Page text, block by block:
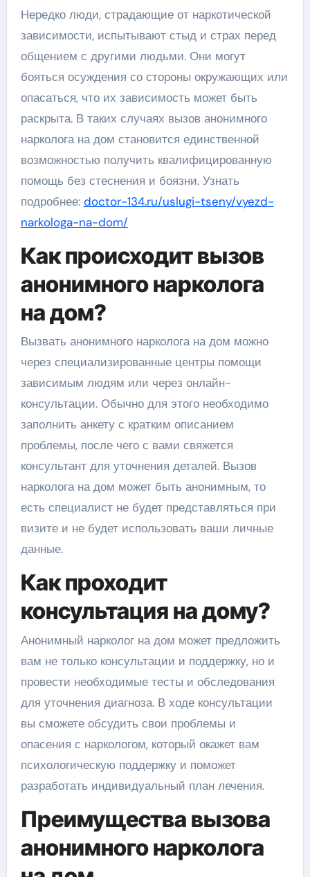
Нередко люди, страдающие от наркотической
зависимости, испытывают стыд и страх перед
общением с другими людьми. Они могут
бояться осуждения со стороны окружающих или
опасаться, что их зависимость может быть
раскрыта. В таких случаях вызов анонимного
нарколога на дом становится единственной
возможностью получить квалифицированную
помощь без стеснения и боязни. Узнать
подробнее: doctor-134.ru/uslugi-tseny/vyezd-
narkologa-na-dom/
Как происходит вызов
анонимного нарколога
на дом?
Вызвать анонимного нарколога на дом можно
через специализированные центры помощи
зависимым людям или через онлайн-
консультации. Обычно для этого необходимо
заполнить анкету с кратким описанием
проблемы, после чего с вами свяжется
консультант для уточнения деталей. Вызов
нарколога на дом может быть анонимным, то
есть специалист не будет представляться при
визите и не будет использовать ваши личные
данные.
Как проходит
консультация на дому?
Анонимный нарколог на дом может предложить
вам не только консультации и поддержку, но и
провести необходимые тесты и обследования
для уточнения диагноза. В ходе консультации
вы сможете обсудить свои проблемы и
опасения с наркологом, который окажет вам
психологическую поддержку и поможет
разработать индивидуальный план лечения.
Преимущества вызова
анонимного нарколога